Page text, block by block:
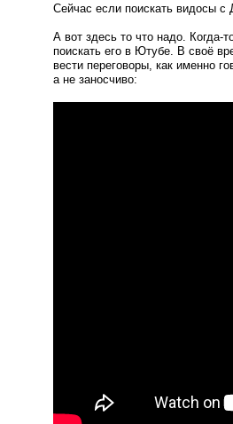
Сейчас если поискать видосы
А вот здесь то что надо. Когда-
поискать его в Ютубе. В своё
вести переговоры, как именно
а не заносчиво: